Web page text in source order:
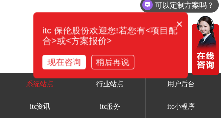
系统站点 行业站点 用户后台
itc资讯 itc服务 itc小程序
可以定制方案吗？
×
itc 保伦股份欢迎您!若您有<项目配
合>或<方案报价>
现在咨询 稍后再说